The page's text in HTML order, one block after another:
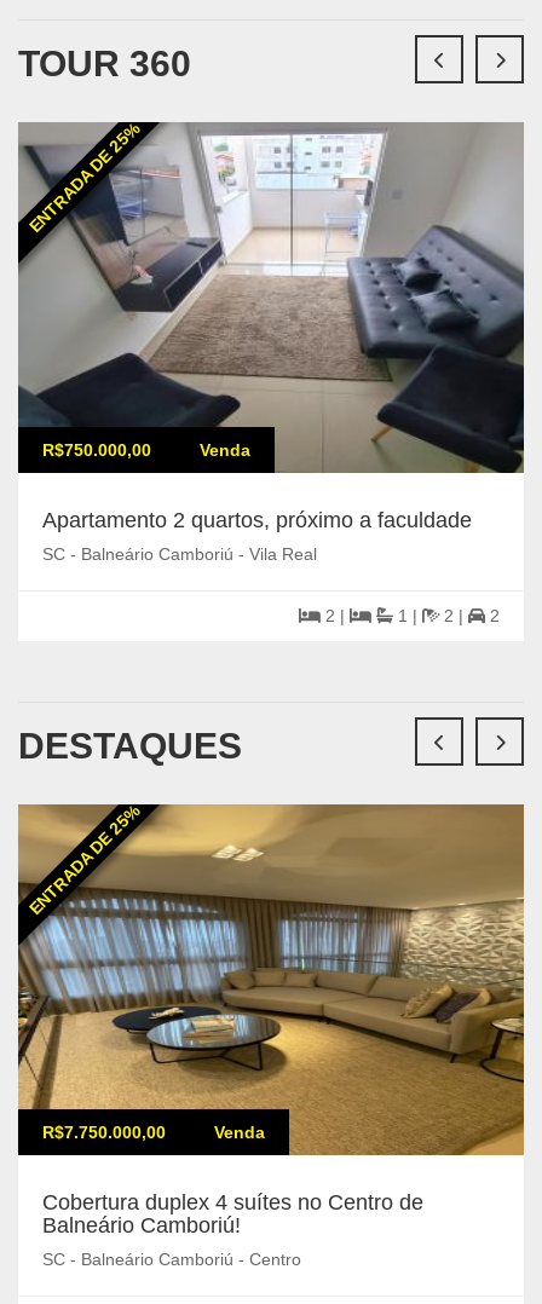
TOUR 360
ENTRADA DE 25%
R$750.000,00 Venda
Apartamento 2 quartos, próximo a faculdade
SC - Balneário Camboriú - Vila Real
2 | 1 | 2 | 2
DESTAQUES
ENTRADA DE 25%
R$7.750.000,00 Venda
Cobertura duplex 4 suítes no Centro de
Balneário Camboriú!
SC - Balneário Camboriú - Centro